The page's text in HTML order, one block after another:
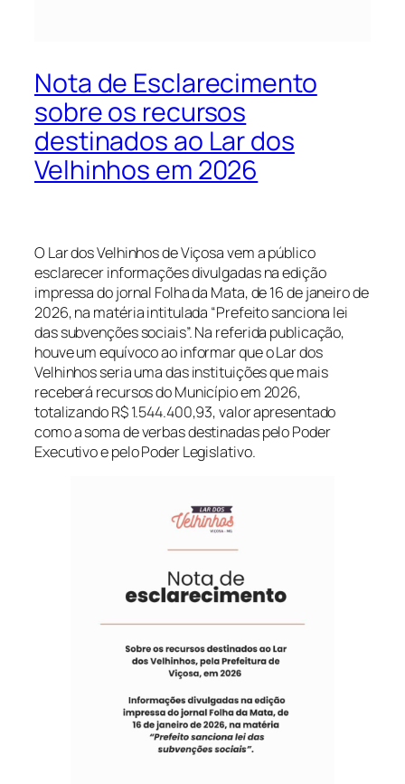
Nota de Esclarecimento
sobre os recursos
destinados ao Lar dos
Velhinhos em 2026
O Lar dos Velhinhos de Viçosa vem a público
esclarecer informações divulgadas na edição
impressa do jornal Folha da Mata, de 16 de janeiro de
2026, na matéria intitulada “Prefeito sanciona lei
das subvenções sociais”. Na referida publicação,
houve um equívoco ao informar que o Lar dos
Velhinhos seria uma das instituições que mais
receberá recursos do Município em 2026,
totalizando R$ 1.544.400,93, valor apresentado
como a soma de verbas destinadas pelo Poder
Executivo e pelo Poder Legislativo.